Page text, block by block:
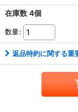
在庫数 4個
数量:
返品特約に関する重